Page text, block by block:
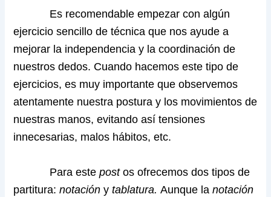
Es recomendable empezar con algún
ejercicio sencillo de técnica que nos ayude a
mejorar la independencia y la coordinación de
nuestros dedos. Cuando hacemos este tipo de
ejercicios, es muy importante que observemos
atentamente nuestra postura y los movimientos de
nuestras manos, evitando así tensiones
innecesarias, malos hábitos, etc.
Para estepostos ofrecemos dos tipos de
partitura:notaciónytablatura.Aunque lanotación